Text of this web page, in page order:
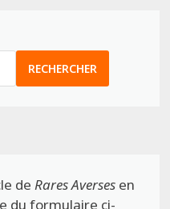
RECHERCHER
de Rares Aversesen
du formulaire ci-